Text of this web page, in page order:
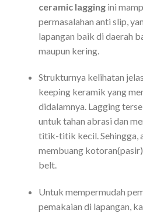
ceramic laggingini
permasalahan anti slip,
lapangan baik di daerah
maupun kering.
Strukturnya kelihatan
keeping keramik yang
didalamnya. Lagging
untuk tahan abrasi dan
titik-titik kecil. Sehingga,
membuang
belt.
Untuk mempermudah
pemakaian di lapangan,